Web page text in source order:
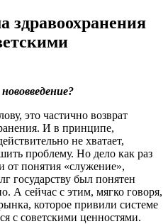
здравоохранения
это частично возврат
И в принципе,
не хватает,
проблему. Но дело как раз
от понятия «служение»,
государству был понятен
А сейчас с этим, мягко говоря,
которое привили системе
с советскими ценностями.